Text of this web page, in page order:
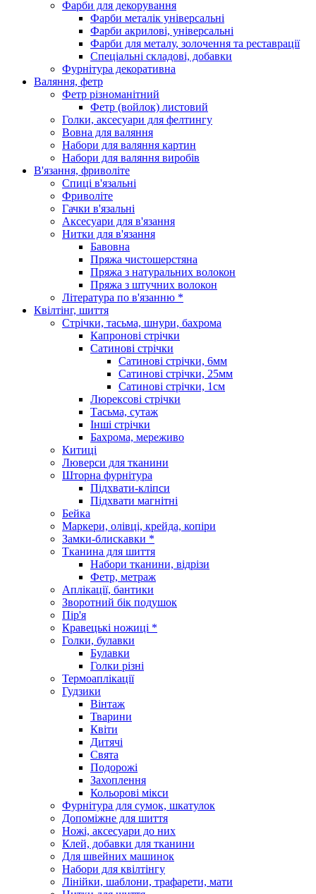
Фарби для декорування
Фарби металік універсальні
Фарби акрилові, універсальні
Фарби для металу, золочення та реставрації
Спеціальні складові, добавки
Фурнітура декоративна
Валяння, фетр
Фетр різноманітний
Фетр (войлок) листовий
Голки, аксесуари для фелтингу
Вовна для валяння
Набори для валяння картин
Набори для валяння виробів
В'язання, фриволіте
Спиці в'язальні
Фриволіте
Гачки в'язальні
Аксесуари для в'язання
Нитки для в'язання
Бавовна
Пряжа чистошерстяна
Пряжа з натуральних волокон
Пряжа з штучних волокон
Література по в'язанню *
Квілтінг, шиття
Стрічки, тасьма, шнури, бахрома
Капронові стрічки
Сатинові стрічки
Сатинові стрічки, 6мм
Сатинові стрічки, 25мм
Сатинові стрічки, 1см
Люрексові стрічки
Тасьма, сутаж
Інші стрічки
Бахрома, мереживо
Китиці
Люверси для тканини
Шторна фурнітура
Підхвати-кліпси
Підхвати магнітні
Бейка
Маркери, олівці, крейда, копіри
Замки-блискавки *
Тканина для шиття
Набори тканини, відрізи
Фетр, метраж
Аплікації, бантики
Зворотний бік подушок
Пір'я
Кравецькі ножиці *
Голки, булавки
Булавки
Голки різні
Термоаплікації
Гудзики
Вінтаж
Тварини
Квіти
Дитячі
Свята
Подорожі
Захоплення
Кольорові мікси
Фурнітура для сумок, шкатулок
Допоміжне для шиття
Ножі, аксесуари до них
Клей, добавки для тканини
Для швейних машинок
Набори для квілтінгу
Лінійки, шаблони, трафарети, мати